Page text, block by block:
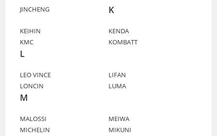
JINCHENG K
KEIHIN
KENDA
KMC
KOMBATT
L
LEO VINCE
LIFAN
LONCIN
LUMA
M
MALOSSI
MEIWA
MICHELIN
MIKUNI